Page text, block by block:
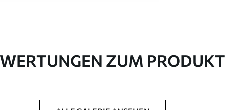
ZUM PRODUKT